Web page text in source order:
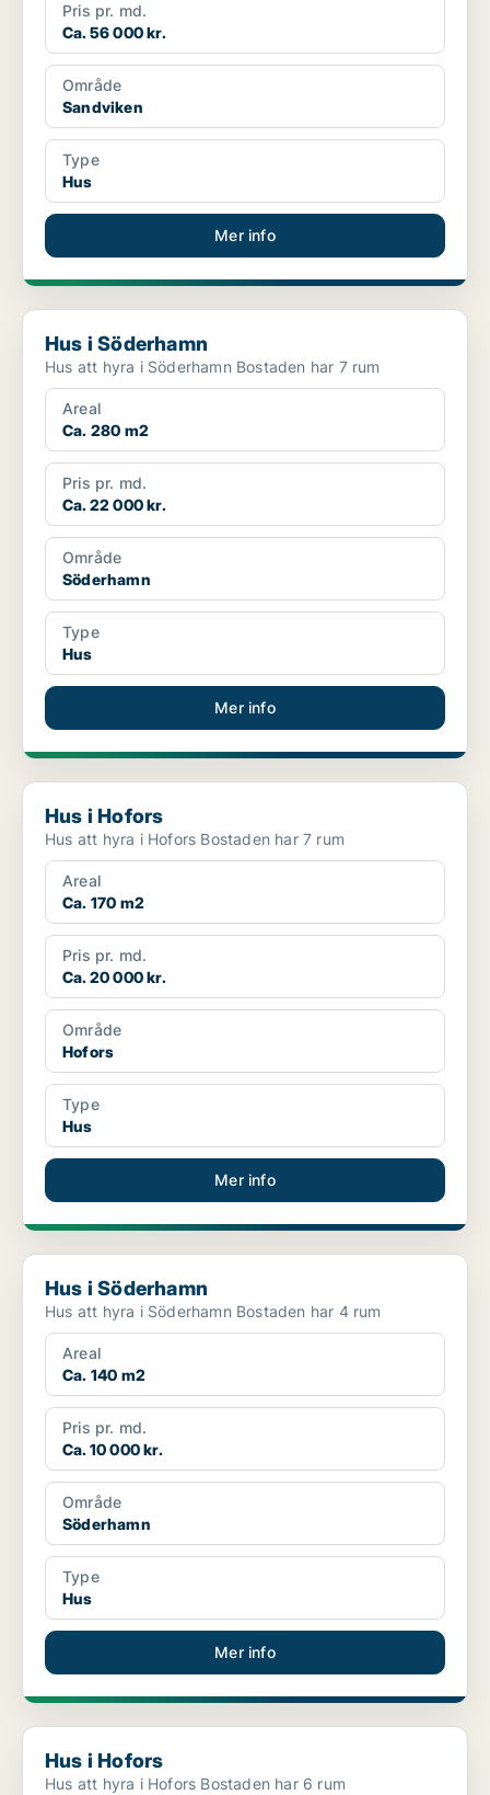
Pris pr. md.
Ca. 56 000 kr.
Område
Sandviken
Type
Hus
Mer info
Hus i Söderhamn
Hus i Söderhamn
Hus att hyra i Söderhamn Bostaden har 7 rum
Areal
Ca. 280 m2
Pris pr. md.
Ca. 22 000 kr.
Område
Söderhamn
Type
Hus
Mer info
Hus i Hofors
Hus i Hofors
Hus att hyra i Hofors Bostaden har 7 rum
Areal
Ca. 170 m2
Pris pr. md.
Ca. 20 000 kr.
Område
Hofors
Type
Hus
Mer info
Hus i Söderhamn
Hus i Söderhamn
Hus att hyra i Söderhamn Bostaden har 4 rum
Areal
Ca. 140 m2
Pris pr. md.
Ca. 10 000 kr.
Område
Söderhamn
Type
Hus
Mer info
Hus i Hofors
Hus i Hofors
Hus att hyra i Hofors Bostaden har 6 rum